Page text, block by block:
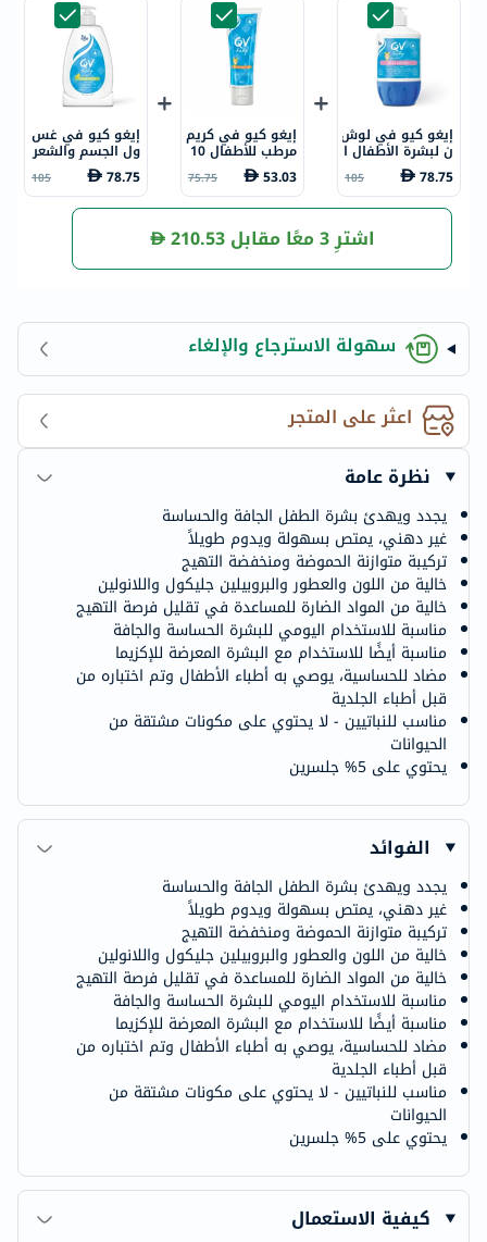
إيغو كيو في لوش
ن لبشرة الأطفال ا
لحساسة والجافة
500 مل
78.75
105
إيغو كيو في كريم
مرطب للأطفال 10
0 جرام
53.03
75.75
إيغو كيو في غس
ول الجسم والشعر
00 جرام
78.75
105
اشترِ 3 معًا مقابل 210.53
سهولة الاسترجاع والإلغاء
اعثر على المتجر
نظرة عامة
يجدد ويهدئ بشرة الطفل الجافة والحساسة
غير دهني، يمتص بسهولة ويدوم طويلاً
تركيبة متوازنة الحموضة ومنخفضة التهيج
خالية من اللون والعطور والبروبيلين جليكول واللانولين
خالية من المواد الضارة للمساعدة في تقليل فرصة التهيج
مناسبة للاستخدام اليومي للبشرة الحساسة والجافة
مناسبة أيضًا للاستخدام مع البشرة المعرضة للإكزيما
مضاد للحساسية، يوصي به أطباء الأطفال وتم اختباره من
قبل أطباء الجلدية
مناسب للنباتيين - لا يحتوي على مكونات مشتقة من
الحيوانات
يحتوي على 5% جلسرين
الفوائد
يجدد ويهدئ بشرة الطفل الجافة والحساسة
غير دهني، يمتص بسهولة ويدوم طويلاً
تركيبة متوازنة الحموضة ومنخفضة التهيج
خالية من اللون والعطور والبروبيلين جليكول واللانولين
خالية من المواد الضارة للمساعدة في تقليل فرصة التهيج
مناسبة للاستخدام اليومي للبشرة الحساسة والجافة
مناسبة أيضًا للاستخدام مع البشرة المعرضة للإكزيما
مضاد للحساسية، يوصي به أطباء الأطفال وتم اختباره من
قبل أطباء الجلدية
مناسب للنباتيين - لا يحتوي على مكونات مشتقة من
الحيوانات
يحتوي على 5% جلسرين
كيفية الاستعمال